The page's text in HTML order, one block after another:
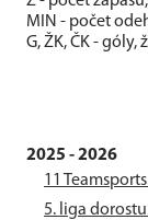
MIN - počet
G, ŽK, ČK -
2025 - 2026
11
5. liga